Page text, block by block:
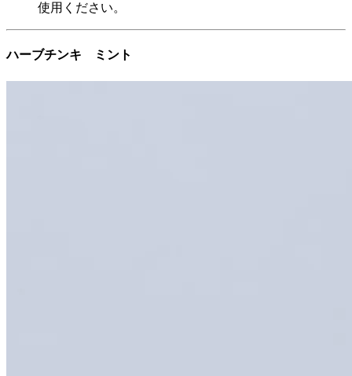
使用ください。
ハーブチンキ ミント